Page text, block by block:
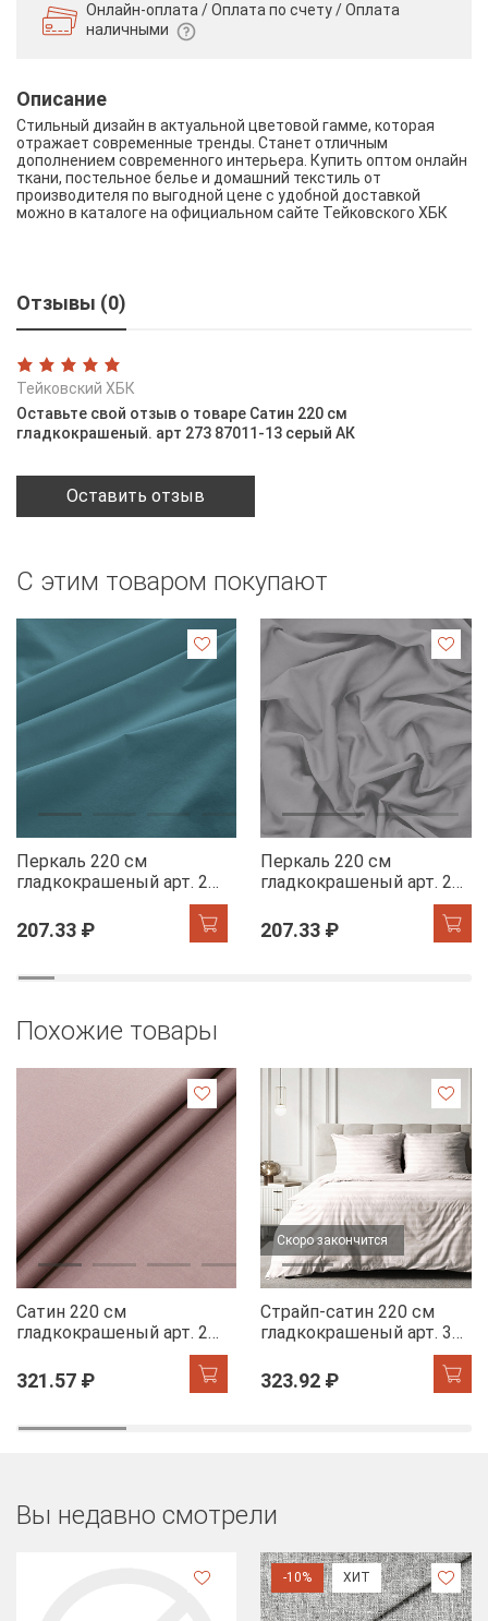
Онлайн-оплата / Оплата по счету /Оплата
наличными
Описание
Стильный дизайн в актуальной цветовой гамме, которая
отражает современные тренды. Станет отличным
дополнением современного интерьера. Купить оптом онлайн
ткани, постельное белье и домашний текстиль от
производителя по выгодной цене с удобной доставкой
можно в каталоге на официальном сайте Тейковского ХБК
Отзывы (0)
Тейковский ХБК
Оставьте свой отзыв о товаре Сатин 220 см
гладкокрашеный. арт 273 87011-13 серый АК
Оставить отзыв
С этим товаром покупают
Перкаль 220 см
гладкокрашеный арт. 239
207.33 ₽
Перкаль 220 см
гладкокрашеный арт. 239
86063-13 серый сплав
АК
207.33 ₽
Похожие товары
Сатин 220 см
гладкокрашеный арт. 273
сиреневый АК
321.57 ₽
Скоро закончится
Страйп-сатин 220 см
гладкокрашеный арт. 305
полоса 2*2
323.92 ₽
Вы недавно смотрели
-10% ХИТ